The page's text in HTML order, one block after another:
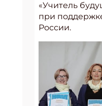
«Учитель
при
России.